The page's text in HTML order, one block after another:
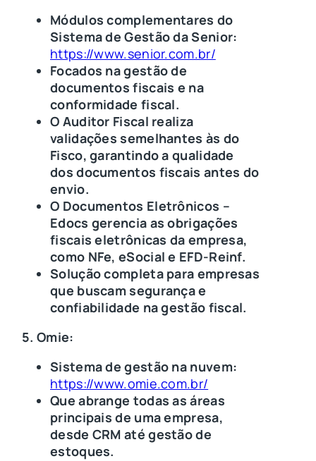
Módulos complementares do
Sistema de Gestão da Senior:
https://www.senior.com.br/
Focados na gestão de
documentos fiscais e na
conformidade fiscal.
O Auditor Fiscal realiza
validações semelhantes às do
Fisco, garantindo a qualidade
dos documentos fiscais antes do
envio.
O Documentos Eletrônicos –
Edocs gerencia as obrigações
fiscais eletrônicas da empresa,
como NFe, eSocial e EFD-Reinf.
Solução completa para empresas
que buscam segurança e
confiabilidade na gestão fiscal.
5. Omie:
Sistema de gestão na nuvem:
https://www.omie.com.br/
Que abrange todas as áreas
principais de uma empresa,
desde CRM até gestão de
estoques.